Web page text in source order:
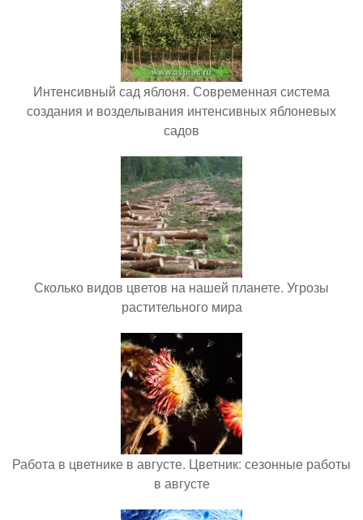
Интенсивный сад яблоня. Современная система
создания и возделывания интенсивных яблоневых
садов
Сколько видов цветов на нашей планете. Угрозы
растительного мира
Работа в цветнике в августе. Цветник: сезонные работы
в августе